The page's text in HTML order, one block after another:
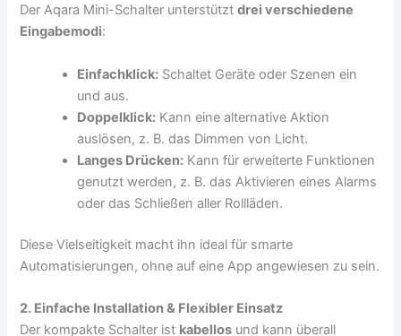
Der Aqara Mini-Schalter unterstütztdrei verschiedene
Eingabemodi:
Einfachklick: Schaltet Geräte oder Szenen ein
und aus.
Doppelklick: Kann eine alternative Aktion
auslösen, z. B. das Dimmen von Licht.
Langes Drücken: Kann für erweiterte Funktionen
genutzt werden, z. B. das Aktivieren eines Alarms
oder das Schließen aller Rollläden.
Diese Vielseitigkeit macht ihn ideal für smarte
Automatisierungen, ohne auf eine App angewiesen zu sein.
2. Einfache Installation & Flexibler Einsatz
Der kompakte Schalter ist kabellos und kann überall